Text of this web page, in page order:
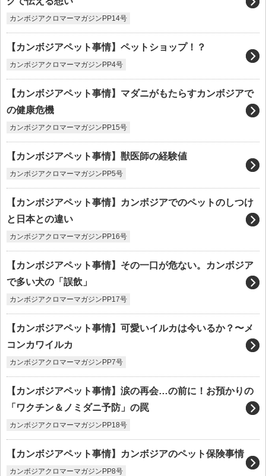
カンボジアクロマーマガジンPP14号
【カンボジアペット事情】ペットショップ！？
カンボジアクロマーマガジンPP4号
【カンボジアペット事情】マダニがもたらすカンボジアで
の健康危機
カンボジアクロマーマガジンPP15号
【カンボジアペット事情】獣医師の経験値
カンボジアクロマーマガジンPP5号
【カンボジアペット事情】カンボジアでのペットのしつけ
と日本との違い
カンボジアクロマーマガジンPP16号
【カンボジアペット事情】その一口が危ない。カンボジア
で多い犬の「誤飲」
カンボジアクロマーマガジンPP17号
【カンボジアペット事情】可愛いイルカは今いるか？〜メ
コンカワイルカ
カンボジアクロマーマガジンPP7号
【カンボジアペット事情】涙の再会…の前に！お預かりの
「ワクチン＆ノミダニ予防」の罠
カンボジアクロマーマガジンPP18号
【カンボジアペット事情】カンボジアのペット保険事情
カンボジアクロマーマガジンPP8号